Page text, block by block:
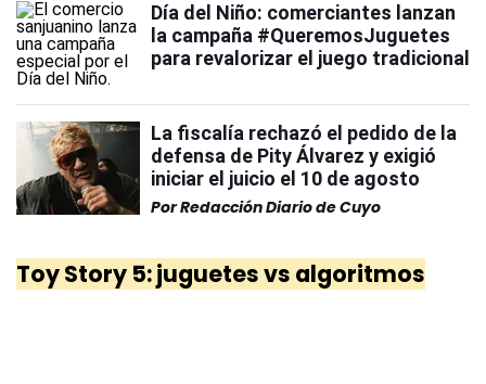
Día del Niño: comerciantes lanzan
la campaña #QueremosJuguetes
para revalorizar el juego tradicional
La fiscalía rechazó el pedido de la
defensa de Pity Álvarez y exigió
iniciar el juicio el 10 de agosto
PorRedacción Diario de Cuyo
Toy Story 5: juguetes vs algoritmos